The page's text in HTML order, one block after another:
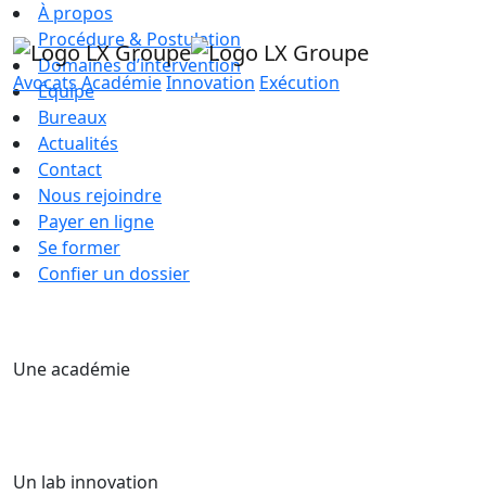
AvocatsAcadémieInnovation Exécution
À propos
Procédure & Postulation
Domaines d’intervention
Équipe
Bureaux
Actualités
Contact
Nous rejoindre
Payer en ligne
Se former
Confier un dossier
Une académie
Un lab innovation